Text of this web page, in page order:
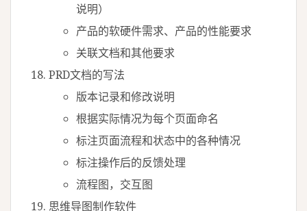
说明）
产品的软硬件需求、产品的性能要求
关联文档和其他要求
PRD文档的写法
版本记录和修改说明
根据实际情况为每个页面命名
标注页面流程和状态中的各种情况
标注操作后的反馈处理
流程图，交互图
思维导图制作软件